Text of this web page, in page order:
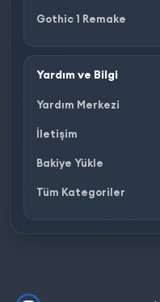
Gothic 1 Remake
Yardım ve Bilgi
Yardım Merkezi
İletişim
Bakiye Yükle
Tüm Kategoriler